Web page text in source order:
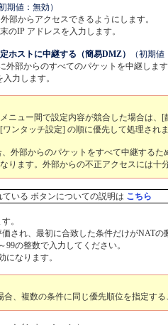
初期値：無効）
部からアクセスできるようにします。
のIP アドレスを入力します。
ホストに中継する（簡易DMZ）
（初期
外部からのすべてのパケットを中継しま
力します。
ニュー間で設定内容が競合した場合は、[
ンタッチ設定] の順に優先して処理され
外部からのパケットをすべて中継するた
ります。外部からの不正アクセスには十
いる ボタンについての説明は こちら
。
され、最初に合致した条件だけがNATの
の整数で入力してください。
になります。
合、複数の条件に同じ優先順位を指定す